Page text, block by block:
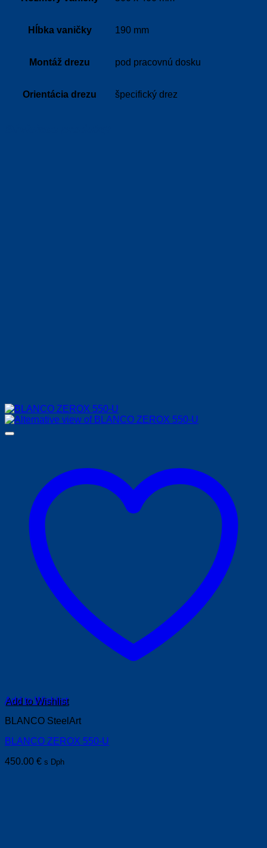
Hĺbka vaničky 190 mm
Montáž drezu pod pracovnú dosku
Orientácia drezu špecifický drez
Add to Wishlist
BLANCO SteelArt
BLANCO ZEROX 550-U
450.00 € s Dph